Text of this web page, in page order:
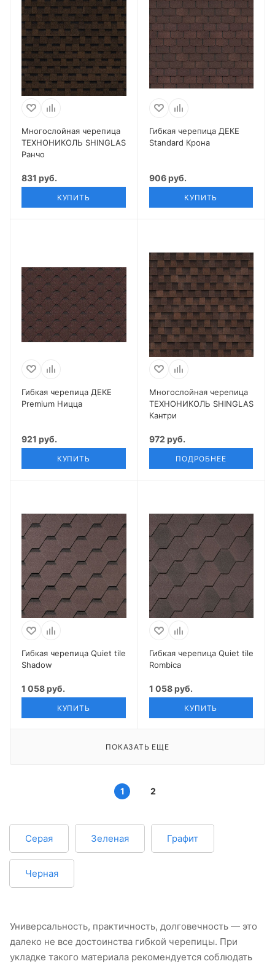
Многослойная черепица
ТЕХНОНИКОЛЬ SHINGLAS
Ранчо
831 руб.
КУПИТЬ
Гибкая черепица ДЕКЕ
Standard Крона
906 руб.
КУПИТЬ
Гибкая черепица ДЕКЕ
Premium Ницца
921 руб.
КУПИТЬ
Многослойная черепица
ТЕХНОНИКОЛЬ SHINGLAS
Кантри
972 руб.
ПОДРОБНЕЕ
Гибкая черепица Quiet tile
Shadow
1 058 руб.
КУПИТЬ
Гибкая черепица Quiet tile
Rombica
1 058 руб.
КУПИТЬ
ПОКАЗАТЬ ЕЩЕ
1 2
Серая Зеленая Графит
Черная
Универсальность, практичность, долговечность — это
далеко не все достоинства гибкой черепицы. При
укладке такого материала рекомендуется соблюдать